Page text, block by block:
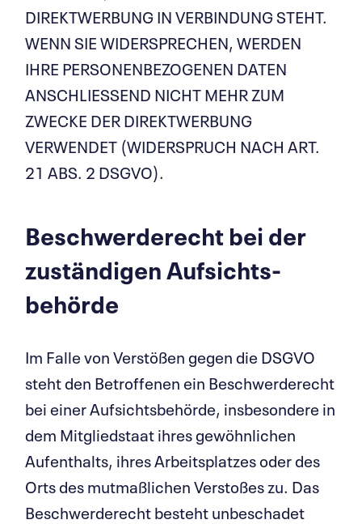
DIREKTWERBUNG IN VERBINDUNG STEHT.
WENN SIE WIDERSPRECHEN, WERDEN
IHRE PERSONENBEZOGENEN DATEN
ANSCHLIESSEND NICHT MEHR ZUM
ZWECKE DER DIREKTWERBUNG
VERWENDET (WIDERSPRUCH NACH ART.
21 ABS. 2 DSGVO).
Beschwerde­recht bei der
zuständigen Aufsichts­
behörde
Im Falle von Verstößen gegen die DSGVO
steht den Betroffenen ein Beschwerderecht
bei einer Aufsichtsbehörde, insbesondere in
dem Mitgliedstaat ihres gewöhnlichen
Aufenthalts, ihres Arbeitsplatzes oder des
Orts des mutmaßlichen Verstoßes zu. Das
Beschwerderecht besteht unbeschadet